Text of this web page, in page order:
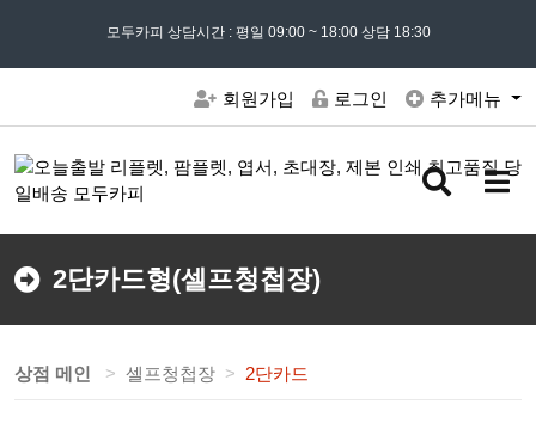
모든 문의는02) 302 - 7797및 ' 견적문의 ' 게시판을 이용해주세요
모두카피 상담시간 : 평일 09:00 ~ 18:00 상담 18:30
회원가입 로그인 추가메뉴
검
버
메
버
2단카드형(셀프청첩장)
상점 메인 셀프청첩장 2단카드